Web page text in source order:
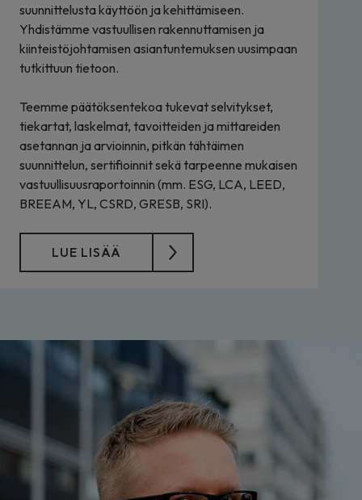
suunnittelusta käyttöön ja kehittämiseen.
Yhdistämme vastuullisen rakennuttamisen ja
kiinteistöjohtamisen asiantuntemuksen uusimpaan
tutkittuun tietoon.
Teemme päätöksentekoa tukevat selvitykset,
tiekartat, laskelmat, tavoitteiden ja mittareiden
asetannan ja arvioinnin, pitkän tähtäimen
suunnittelun, sertifioinnit sekä tarpeenne mukaisen
vastuullisuusraportoinnin (mm. ESG, LCA, LEED,
BREEAM, YL, CSRD, GRESB, SRI).
LUE LISÄÄ